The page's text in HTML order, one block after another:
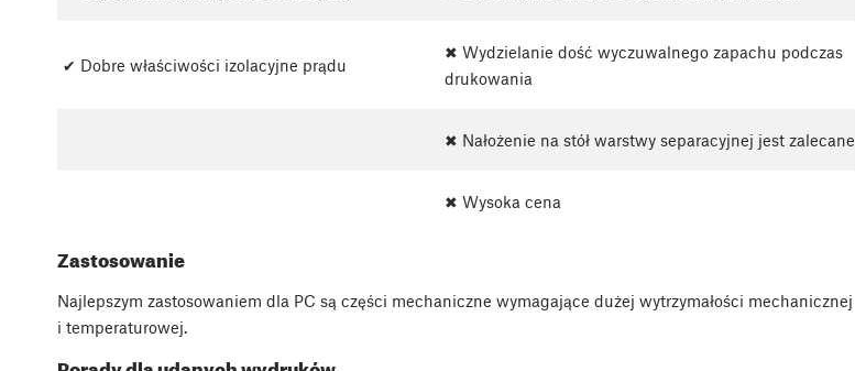
✔ Dobre właściwości izolacyjne prądu
✖ Wydzielanie dość wyczuwalnego zapachu podczas
drukowania
✖ Nałożenie na stół warstwy separacyjnej jest zalecane
✖ Wysoka cena
Zastosowanie
Najlepszym zastosowaniem dla PC są części mechaniczne wymagające dużej wytrzymałości mechanicznej
i temperaturowej.